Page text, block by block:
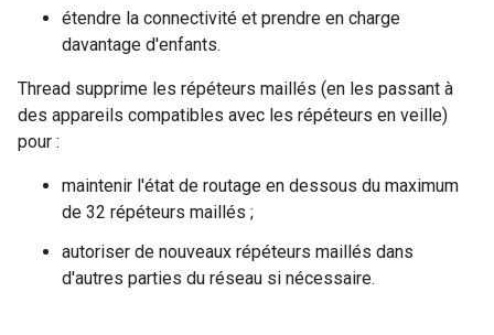
étendre la connectivité et prendre en charge
davantage d'enfants.
Thread supprime les répéteurs maillés (en les passant à
des appareils compatibles avec les répéteurs en veille)
pour :
maintenir l'état de routage en dessous du maximum
de 32 répéteurs maillés ;
autoriser de nouveaux répéteurs maillés dans
d'autres parties du réseau si nécessaire.